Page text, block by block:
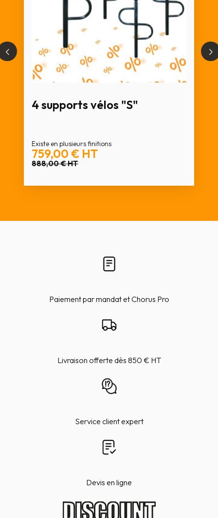
4 supports vélos "S"
Existe en plusieurs finitions
759,00 € HT
888,00 €HT
Paiement par mandat et Chorus Pro
Livraison offerte dès 850 € HT
Service client expert
Devis en ligne